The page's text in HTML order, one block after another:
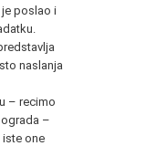
poslao i
naslanja
– recimo
–
iste one